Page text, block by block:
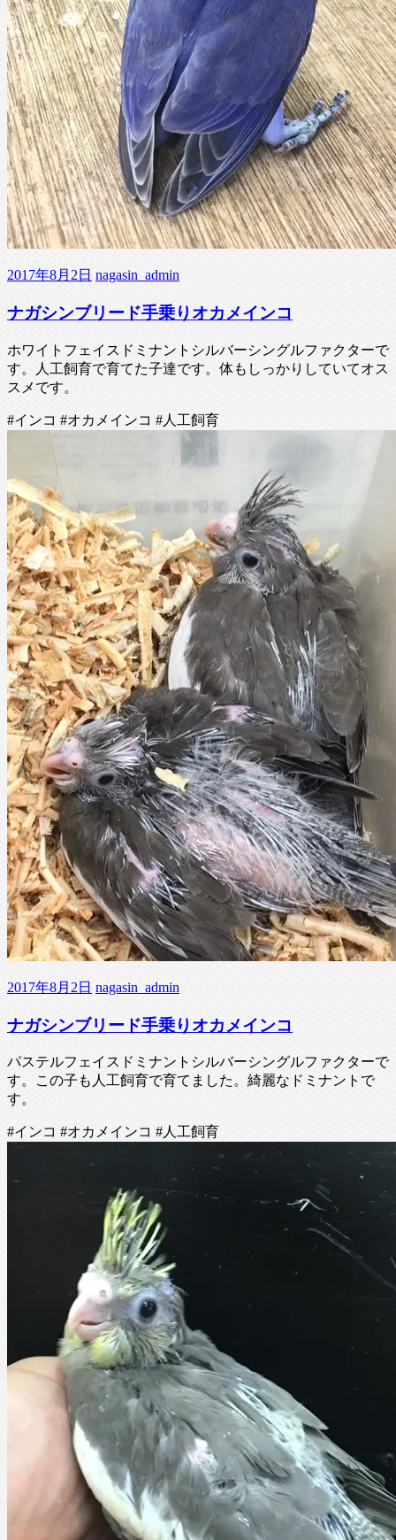
2017年8月2日 nagasin_admin
ナガシンブリード手乗りオカメインコ
ホワイトフェイスドミナントシルバーシングルファクターで
す。人工飼育で育てた子達です。体もしっかりしていてオス
スメです。
#インコ #オカメインコ #人工飼育
2017年8月2日 nagasin_admin
ナガシンブリード手乗りオカメインコ
パステルフェイスドミナントシルバーシングルファクターで
す。この子も人工飼育で育てました。綺麗なドミナントで
す。
#インコ #オカメインコ #人工飼育